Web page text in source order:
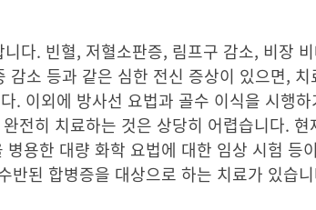
다. 빈혈, 저혈소판증, 림프구 감소, 비장
소 등과 같은 심한 전신 증상이 있으면,
. 이외에 방사선 요법과 골수 이식을 시행
전히 치료하는 것은 상당히 어렵습니다.
용한 대량 화학 요법에 대한 임상 시험 등
반된 합병증을 대상으로 하는 치료가 있습